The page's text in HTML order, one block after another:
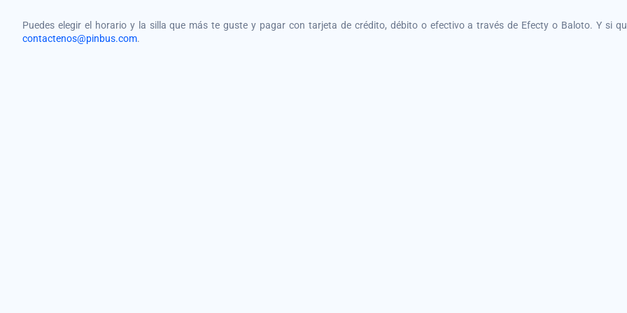
Puedes elegir el horario y la silla que más te guste y pagar con tarjeta de crédito, débito o efectivo a través de Efecty o Baloto. Y si
contactenos@pinbus.com.